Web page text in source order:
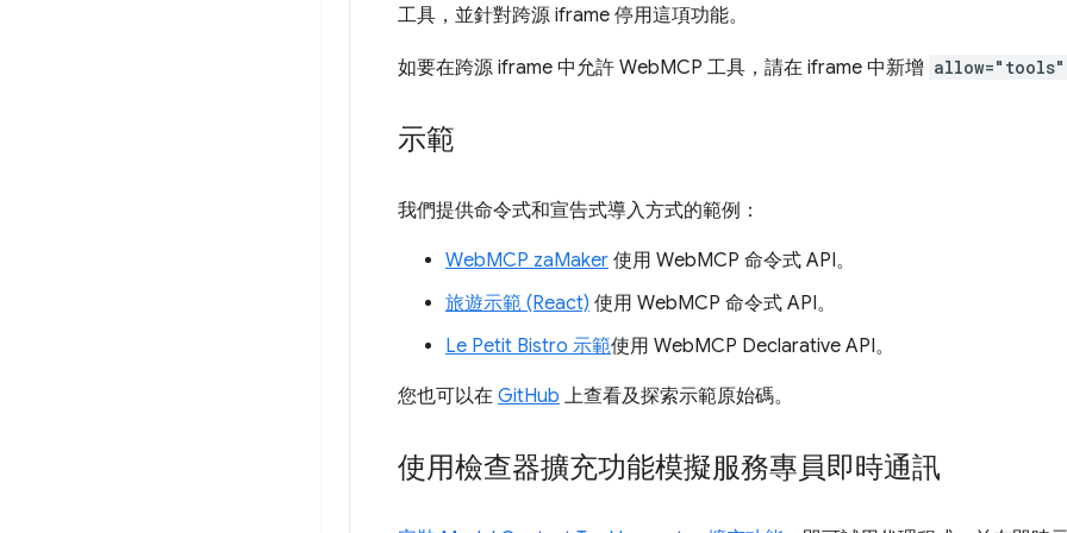
工具，並針對跨源 iframe 停用這項功能。
如要在跨源 iframe 中允許 WebMCP 工具，請在 iframe 中新增 allow="tools"
示範
我們提供命令式和宣告式導入方式的範例：
WebMCP zaMaker 使用 WebMCP 命令式 API。
旅遊示範 (React) 使用 WebMCP 命令式 API。
Le Petit Bistro 示範使用 WebMCP Declarative API。
您也可以在 GitHub 上查看及探索示範原始碼。
使用檢查器擴充功能模擬服務專員即時通訊